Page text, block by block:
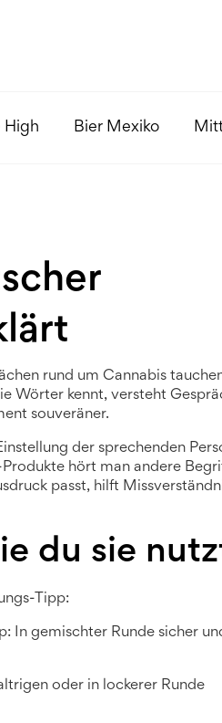
High Bier Mexiko
rund um Cannabis
Wörter kennt, versteht
souveräner.
der sprechenden
hört man andere
passt, hilft
du sie
Tipp:
In gemischter Runde sicher
oder in lockerer Runde